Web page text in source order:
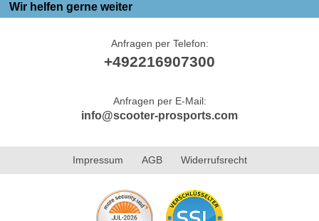
Wir helfen gerne weiter
Anfragen per Telefon:
+492216907300
Anfragen per E-Mail:
info@scooter-prosports.com
Impressum AGB Widerrufsrecht